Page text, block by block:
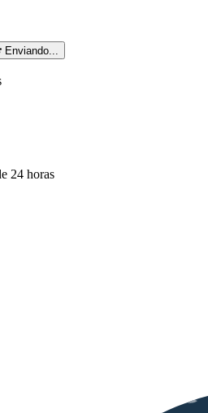
Enviando...
24 horas